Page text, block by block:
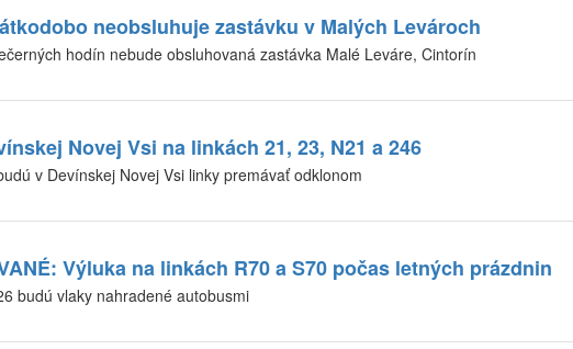
neobsluhuje zastávku v Malých Levároch
hodín nebude obsluhovaná zastávka Malé Leváre, Cintorín
Novej Vsi na linkách 21, 23, N21 a 246
v Devínskej Novej Vsi linky premávať odklonom
Výluka na linkách R70 a S70 počas letných prázdnin
budú vlaky nahradené autobusmi